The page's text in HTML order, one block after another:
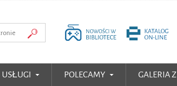
USŁUGI POLECAMY GALERIA